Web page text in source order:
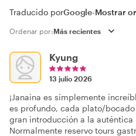
Traducido porGoogle-Mostrar
Ordenar por:
Kyung
13 julio 2026
¡Janaina es simplemente
es profundo, cada plato/
gran introducción a la auténtica
Normalmente reservo tours